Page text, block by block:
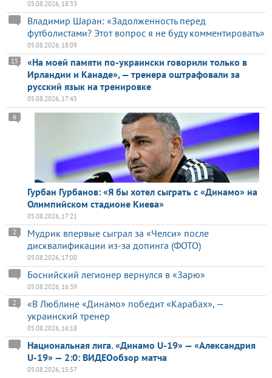
05.08.2026, 18:33
Владимир Шаран: «Задолженность перед
футболистами? Этот вопрос я не буду комментировать»
05.08.2026, 18:09
«На моей памяти по-украински говорили только в
Ирландии и Канаде», — тренера оштрафовали за
русский язык на тренировке
15
05.08.2026, 17:45
Гурбан Гурбанов: «Я бы хотел сыграть с «Динамо» на
Олимпийском стадионе Киева»
6
05.08.2026, 17:21
Мудрик впервые сыграл за «Челси» после
дисквалификации из-за допинга (ФОТО)
2
05.08.2026, 17:00
Боснийский легионер вернулся в «Зарю»
05.08.2026, 16:39
«В Люблине «Динамо» победит «Карабах», —
украинский тренер
2
05.08.2026, 16:18
Национальная лига. «Динамо U-19» — «Александрия
U-19» — 2:0: ВИДЕОобзор матча
05.08.2026, 15:57